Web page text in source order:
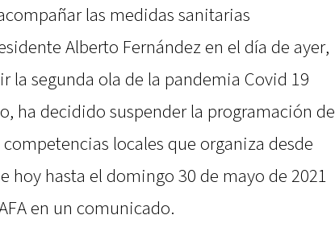
las medidas sanitarias
Alberto Fernández en el día de ayer,
la segunda ola de la pandemia Covid 19
ha decidido suspender la programación de
locales que organiza desde
hoy hasta el domingo 30 de mayo de 2021
en un comunicado.